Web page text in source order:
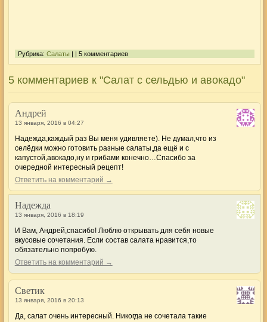
Рубрика: Салаты | | 5 комментариев
5 комментариев к "Салат с сельдью и авокадо"
Андрей
13 января, 2016 в 04:27
Надежда,каждый раз Вы меня удивляете). Не думал,что из
селёдки можно готовить разные салаты,да ещё и с
капустой,авокадо,ну и грибами конечно…Спасибо за
очередной интересный рецепт!
Ответить на комментарий →
Надежда
13 января, 2016 в 18:19
И Вам, Андрей,спасибо! Люблю открывать для себя новые
вкусовые сочетания. Если состав салата нравится,то
обязательно попробую.
Ответить на комментарий →
Светик
13 января, 2016 в 20:13
Да, салат очень интересный. Никогда не сочетала такие